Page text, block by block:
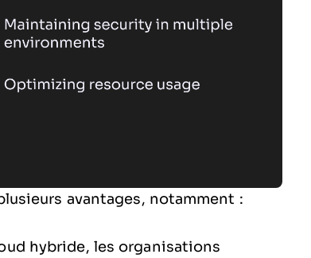
avantages, notamment :
hybride, les organisations